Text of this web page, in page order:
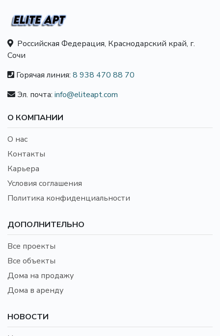
Российская Федерация, Краснодарский край, г.
Сочи
Горячая линия: 8 938 470 88 70
Эл. почта: info@eliteapt.com
О КОМПАНИИ
О нас
Контакты
Карьера
Условия соглашения
Политика конфиденциальности
ДОПОЛНИТЕЛЬНО
Все проекты
Все объекты
Дома на продажу
Дома в аренду
НОВОСТИ